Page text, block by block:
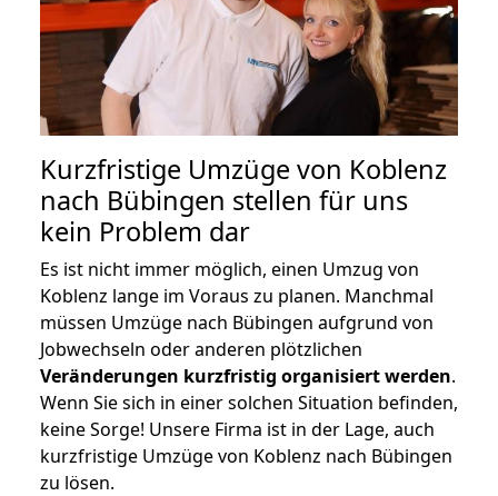
Kurzfristige Umzüge von Koblenz
nach Bübingen stellen für uns
kein Problem dar
Es ist nicht immer möglich, einen Umzug von
Koblenz lange im Voraus zu planen. Manchmal
müssen Umzüge nach Bübingen aufgrund von
Jobwechseln oder anderen plötzlichen
Veränderungen kurzfristig organisiert werden.
Wenn Sie sich in einer solchen Situation befinden,
keine Sorge! Unsere Firma ist in der Lage, auch
kurzfristige Umzüge von Koblenz nach Bübingen
zu lösen.